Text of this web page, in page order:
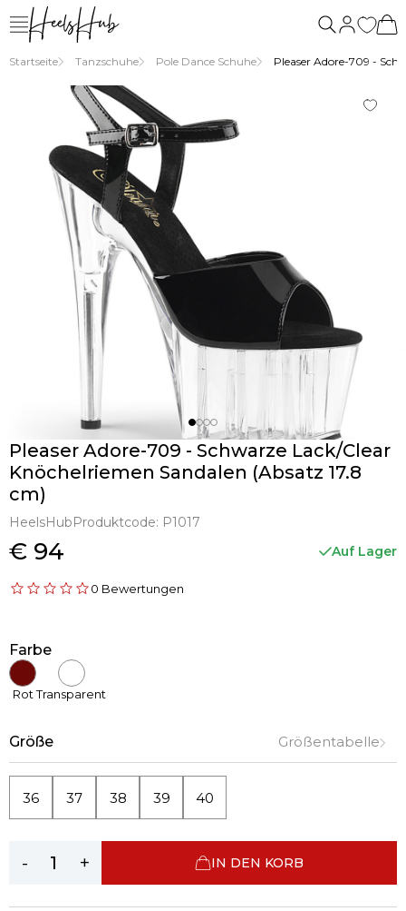
Startseite Tanzschuhe Pole Dance Schuhe Pleaser Adore-709 -
Pleaser Adore-709 - Schwarze Lack/Clear
Knöchelriemen Sandalen (Absatz 17.8
cm)
HeelsHubProduktcode: P1017
€ 94 Auf Lager
0 Bewertungen
Farbe
Rot Transparent
Größe Größentabelle
36 37 38 39 40
- + IN DEN KORB